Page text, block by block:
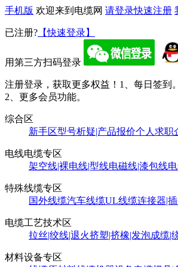
手机版 欢迎来到电缆网 请登录快速注册
已注册? 【快速登录】
用第三方扫码登录
注册登录，获取更多权益！ 1、每日签到。
2、更多会员功能。
综合区
新手区型号析疑|产品报价个人求职
电线电缆专区
架空线|裸电线|型线电磁线|漆包线
特殊线缆专区
国外线缆汽车线缆UL线缆连接器|
电缆工艺技术区
拉丝|绞线|退火挤塑|挤橡|发泡成缆|
材料设备专区